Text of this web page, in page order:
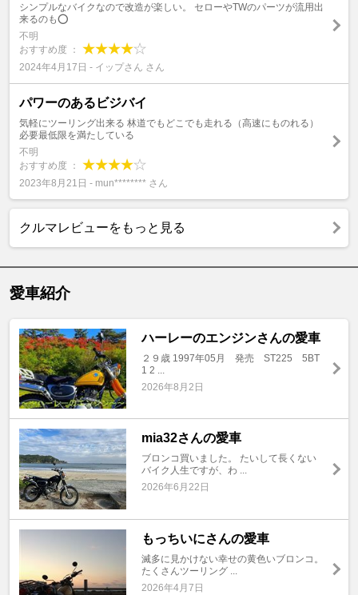
シンプルなバイクなので改造が楽しい。 セローやTWのパーツが流用出
来るのも⭕️
不明
おすすめ度 ：
2024年4月17日 - イップさん さん
パワーのあるビジバイ
気軽にツーリング出来る 林道でもどこでも走れる（高速にものれる）
必要最低限を満たしている
不明
おすすめ度 ：
2023年8月21日 - mun******** さん
クルマレビューをもっと見る
愛車紹介
ハーレーのエンジンさんの愛車
２９歳 1997年05月 発売 ST225 5BT
1 2 ...
2026年8月2日
mia32さんの愛車
ブロンコ買いました。 たいして長くない
バイク人生ですが、わ ...
2026年6月22日
もっちいにさんの愛車
滅多に見かけない幸せの黄色いブロンコ。
たくさんツーリング ...
2026年4月7日